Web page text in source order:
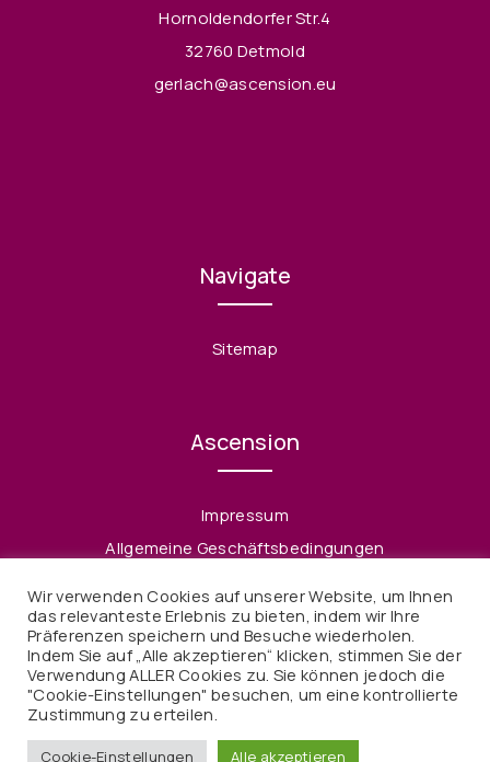
Hornoldendorfer Str.4
32760 Detmold
gerlach@ascension.eu
Navigate
Sitemap
Ascension
Impressum
Allgemeine Geschäftsbedingungen
Widerruf
© 2021 Ascension. Alle Rechte vorbehalten
Wir verwenden Cookies auf unserer Website, um Ihnen
das relevanteste Erlebnis zu bieten, indem wir Ihre
Präferenzen speichern und Besuche wiederholen.
Indem Sie auf „Alle akzeptieren“ klicken, stimmen Sie der
Verwendung ALLER Cookies zu. Sie können jedoch die
"Cookie-Einstellungen" besuchen, um eine kontrollierte
Zustimmung zu erteilen.
Cookie-Einstellungen Alle akzeptieren